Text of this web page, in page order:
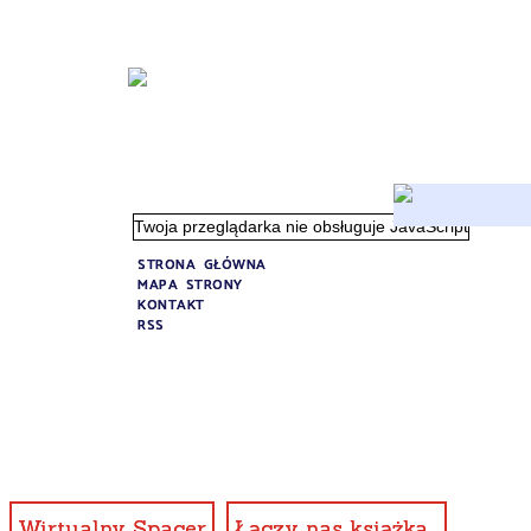
Twoja przeglądarka nie obsługuje JavaScript
STRONA GŁÓWNA
MAPA STRONY
KONTAKT
RSS